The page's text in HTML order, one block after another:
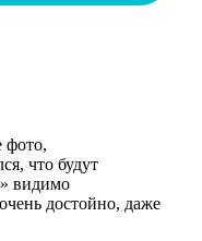
фото,
что будут
видимо
достойно, даже